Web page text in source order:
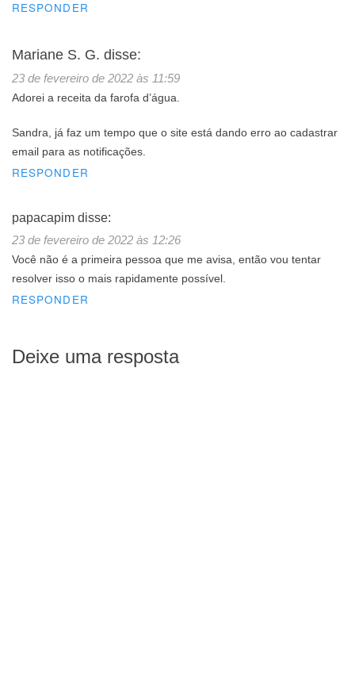
RESPONDER
Mariane S. G. disse:
23 de fevereiro de 2022 às 11:59
Adorei a receita da farofa d’água.
Sandra, já faz um tempo que o site está dando erro ao cadastrar
email para as notificações.
RESPONDER
papacapim disse:
23 de fevereiro de 2022 às 12:26
Você não é a primeira pessoa que me avisa, então vou tentar
resolver isso o mais rapidamente possível.
RESPONDER
Deixe uma resposta